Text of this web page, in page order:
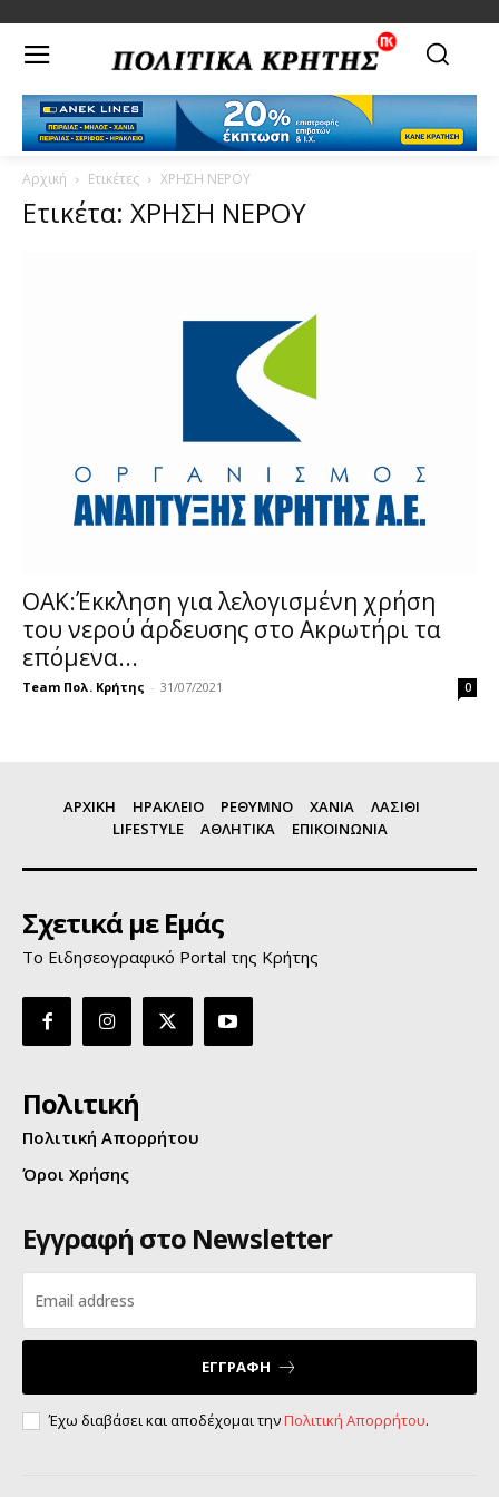
Αρχική Ετικέτες ΧΡΗΣΗ ΝΕΡΟΥ
Ετικέτα: ΧΡΗΣΗ ΝΕΡΟΥ
ΟΑΚ:Έκκληση για λελογισμένη χρήση
του νερού άρδευσης στο Ακρωτήρι τα
επόμενα...
Team Πολ. Κρήτης - 31/07/2021 0
ΑΡΧΙΚΗ ΗΡΑΚΛΕΙΟ ΡΕΘΥΜΝΟ ΧΑΝΙΑ
ΛΑΣΙΘΙ
LIFESTYLE
ΑΘΛΗΤΙΚΑ ΕΠΙΚΟΙΝΩΝΙΑ
Σχετικά με Εμάς
Το Ειδησεογραφικό Portal της Κρήτης
Πολιτική
Πολιτική Απορρήτου
Όροι Χρήσης
Εγγραφή στο Newsletter
ΕΓΓΡΑΦΗ
Έχω διαβάσει και αποδέχομαι τηνΠολιτική Απορρήτου.